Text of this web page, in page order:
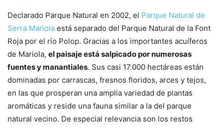
Declarado Parque Natural en 2002, el Parque Natural de
Serra Mariola está separado del Parque Natural de la Font
Roja por el río Polop. Gracias a los importantes acuíferos
de Mariola, el paisaje está salpicado por numerosas
fuentes y manantiales. Sus casi 17.000 hectáreas están
dominadas por carrascas, fresnos floridos, arces y tejos,
en las que prosperan una amplia variedad de plantas
aromáticas y reside una fauna similar a la del parque
natural vecino. De especial relevancia son los restos